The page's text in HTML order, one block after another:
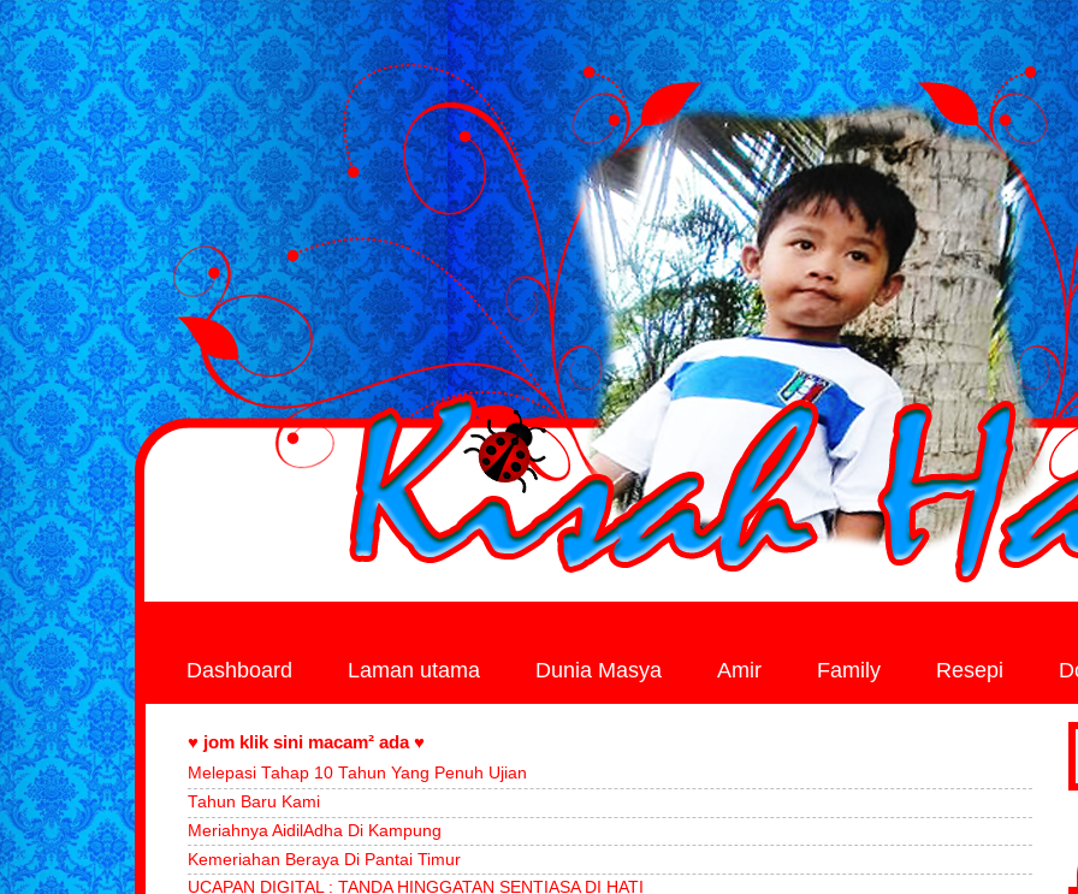
Dashboard Laman utama Dunia Masya Amir Family Resepi
♥ jom klik sini macam² ada ♥
Melepasi Tahap 10 Tahun Yang Penuh Ujian
Tahun Baru Kami
Meriahnya AidilAdha Di Kampung
Kemeriahan Beraya Di Pantai Timur
UCAPAN DIGITAL : TANDA HINGGATAN SENTIASA DI HATI